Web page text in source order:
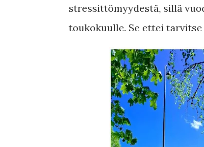
stressittömyydestä, sillä
toukokuulle. Se ettei